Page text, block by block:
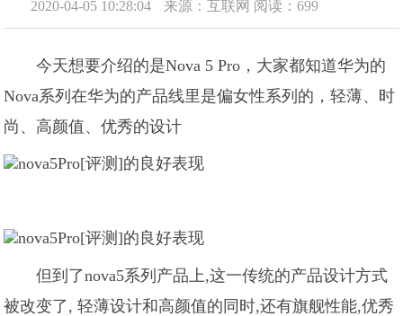
2020-04-05 10:28:04 来源：互联网 阅读：699
今天想要介绍的是Nova 5 Pro，大家都知道华为的
Nova系列在华为的产品线里是偏女性系列的，轻薄、时
尚、高颜值、优秀的设计
但到了nova5系列产品上,这一传统的产品设计方式
被改变了, 轻薄设计和高颜值的同时,还有旗舰性能,优秀